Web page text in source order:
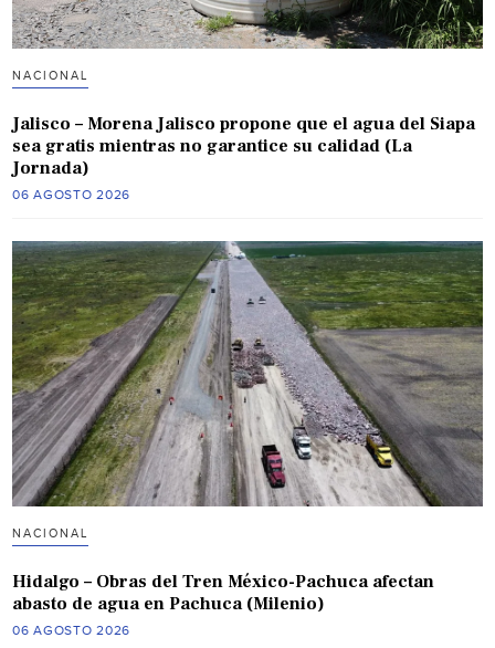
NACIONAL
Jalisco – Morena Jalisco propone que el agua del Siapa
sea gratis mientras no garantice su calidad (La
Jornada)
06 AGOSTO 2026
NACIONAL
Hidalgo – Obras del Tren México-Pachuca afectan
abasto de agua en Pachuca (Milenio)
06 AGOSTO 2026